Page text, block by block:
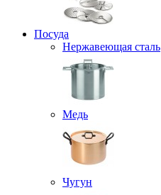
Посуда
Нержавеющая сталь
Медь
Чугун